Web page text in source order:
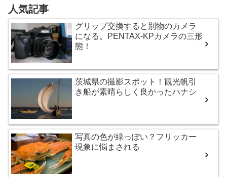
人気記事
グリップ交換すると別物のカメラ
になる。PENTAX-KPカメラの三形
態！
茨城県の撮影スポット！観光帆引
き船が素晴らしく良かったハナシ
写真の色が緑っぽい？フリッカー
現象に悩まされる